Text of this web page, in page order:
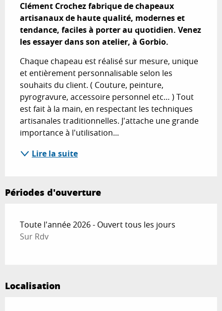
Clément Crochez fabrique de chapeaux
artisanaux de haute qualité, modernes et
tendance, faciles à porter au quotidien. Venez
les essayer dans son atelier, à Gorbio.
Chaque chapeau est réalisé sur mesure, unique
et entièrement personnalisable selon les
souhaits du client. ( Couture, peinture,
pyrogravure, accessoire personnel etc… ) Tout
est fait à la main, en respectant les techniques
artisanales traditionnelles. J'attache une grande
importance à l'utilisation...
Lire la suite
Périodes d'ouverture
Toute l'année 2026 - Ouvert tous les jours
Sur Rdv
Localisation